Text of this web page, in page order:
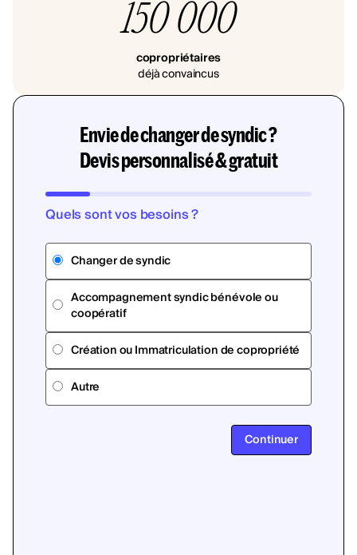
150 000
copropriétaires
déjà convaincus
Envie de changer de syndic ?
Devis personnalisé & gratuit
Quels sont vos besoins ?
Changer de syndic
Accompagnement syndic bénévole ou
coopératif
Création ou Immatriculation de copropriété
Autre
Continuer